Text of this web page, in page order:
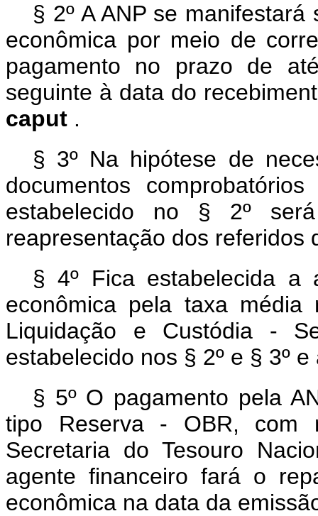
§ 2º A ANP se
econômica por meio de
pagamento no prazo de
seguinte à data do
caput .
§ 3º Na hipótese de
documentos
estabelecido no § 2º
reapresentação dos referidos
§ 4º Fica estabelecida a
econômica pela taxa média
Liquidação e Custódia -
estabelecido nos § 2º e § 3º
§ 5º O pagamento pela
tipo Reserva - OBR, com
Secretaria do Tesouro
agente financeiro fará o
econômica na data da